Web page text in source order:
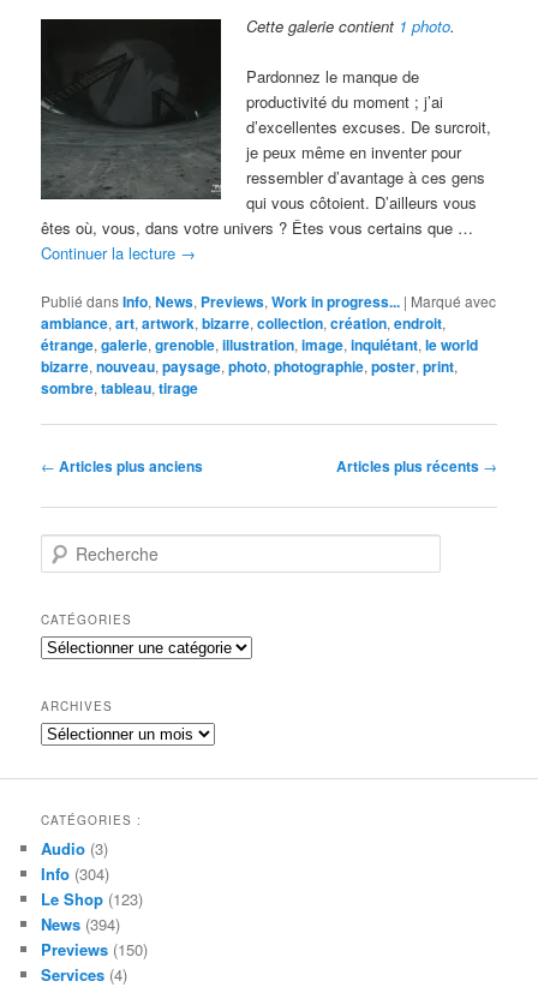
Cette galerie contient 1 photo.
Pardonnez le manque de
productivité du moment ; j’ai
d’excellentes excuses. De surcroit,
je peux même en inventer pour
ressembler d’avantage à ces gens
qui vous côtoient. D’ailleurs vous
êtes où, vous, dans votre univers ? Êtes vous certains que …
Continuer la lecture →
Publié dansInfo,News, Previews,Work in progress... | Marqué avec
ambiance,art,artwork,bizarre,collection,création,endroit,
étrange,galerie,grenoble,illustration,image,inquiétant,le world
bizarre,nouveau,paysage,photo,photographie,poster,print,
sombre,tableau,tirage
Navigation
articles
← Articles plus anciens Articles plus récents →
e
h
e
r
h
e
CATÉGORIES
Catégories
ARCHIVES
Archives
CATÉGORIES :
Audio (3)
Info (304)
Le Shop (123)
News (394)
Previews (150)
Services (4)